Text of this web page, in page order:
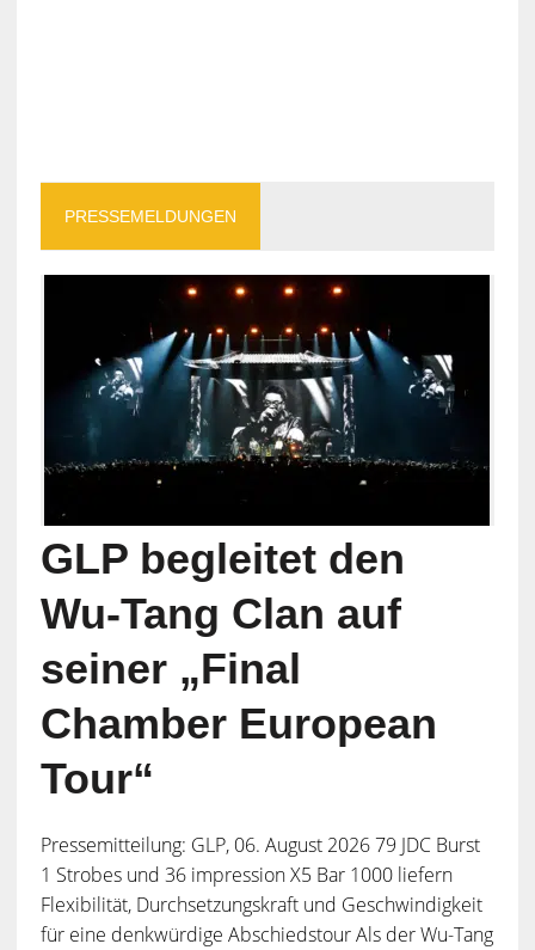
PRESSEMELDUNGEN
GLP begleitet den
Wu-Tang Clan auf
seiner „Final
Chamber European
Tour“
Pressemitteilung: GLP, 06. August 2026 79 JDC Burst
1 Strobes und 36 impression X5 Bar 1000 liefern
Flexibilität, Durchsetzungskraft und Geschwindigkeit
für eine denkwürdige Abschiedstour Als der Wu-Tang